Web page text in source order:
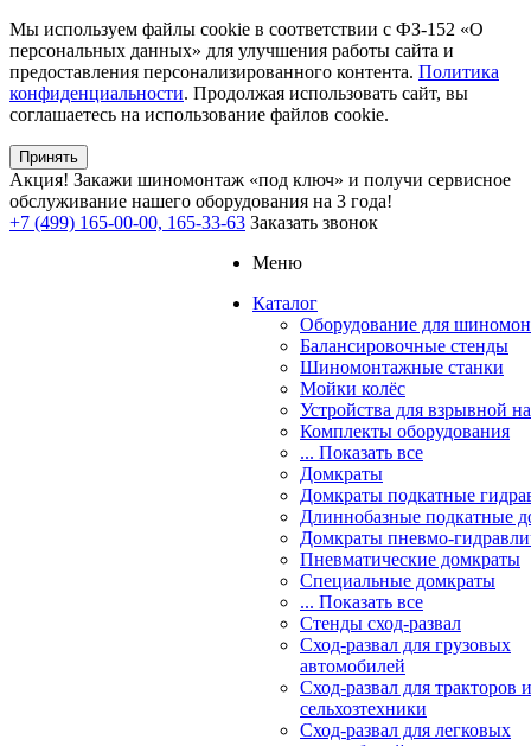
Мы используем файлы cookie в соответствии с ФЗ-152 «О
персональных данных» для улучшения работы сайта и
предоставления персонализированного контента. Политика
конфиденциальности. Продолжая использовать сайт, вы
соглашаетесь на использование файлов cookie.
Принять
Акция! Закажи шиномонтаж «под ключ» и получи сервисное
обслуживание нашего оборудования на 3 года!
+7 (499) 165-00-00, 165-33-63 Заказать звонок
Меню
Каталог
Оборудование для
Балансировочные стенды
Шиномонтажные станки
Мойки колёс
Устройства для взрывной
Комплекты оборудования
... Показать все
Домкраты
Домкраты подкатные
Длиннобазные подкатные
Домкраты пневмо-
Пневматические домкраты
Специальные домкраты
... Показать все
Стенды сход-развал
Сход-развал для грузовых
автомобилей
Сход-развал для тракторов и
сельхозтехники
Сход-развал для легковых